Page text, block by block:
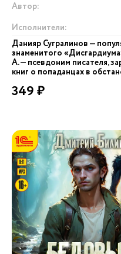
Автор:
Исполнители:
Данияр Сугралинов —
знаменитого
А. — псевдоним писателя,
книг о попаданцах в
349 ₽